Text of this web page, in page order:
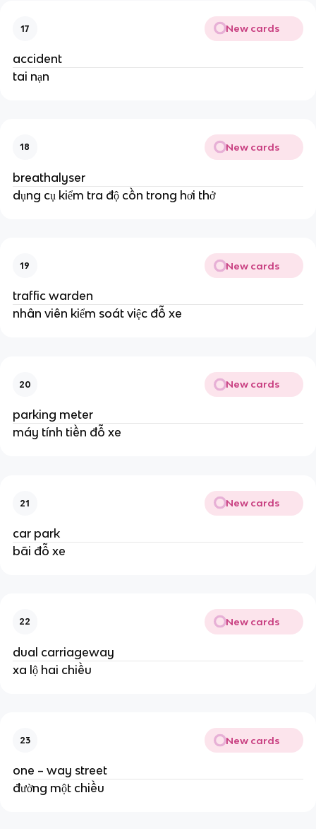
17 New cards
accident
tai nạn
18 New cards
breathalyser
dụng cụ kiểm tra độ cồn trong hơi thở
19 New cards
traffic warden
nhân viên kiểm soát việc đỗ xe
20 New cards
parking meter
máy tính tiền đỗ xe
21 New cards
car park
bãi đỗ xe
22 New cards
dual carriageway
xa lộ hai chiều
23 New cards
one – way street
đường một chiều